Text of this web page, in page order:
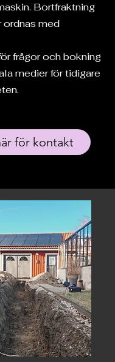
Bortfraktning
ordnas med
frågor och bokning
medier för tidigare
för kontakt